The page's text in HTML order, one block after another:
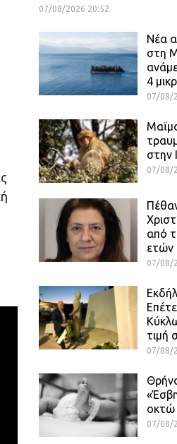
07/08/2026 20:52
Νέα
στη
4
07/08/
στην
07/08/
από
ετών
07/08/
τιμή
07/08/
οκτώ
07/08/